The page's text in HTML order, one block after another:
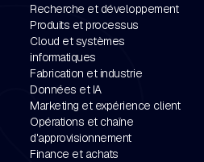
Recherche et développement
Produits et processus
Cloud et systèmes
informatiques
Fabrication et industrie
Données et IA
Marketing et expérience client
Opérations et chaîne
d'approvisionnement
Finance et achats